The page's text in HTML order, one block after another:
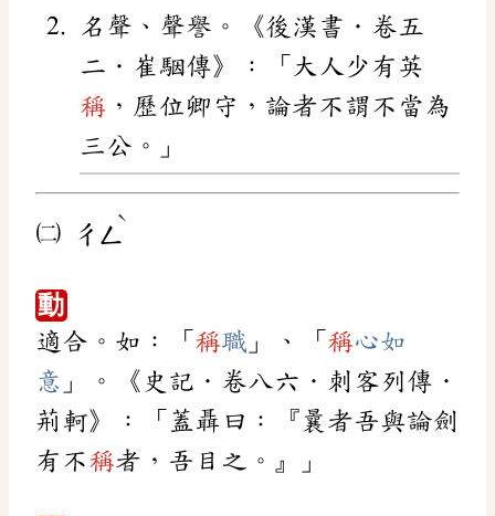
名聲、聲譽。《後漢書．卷五
二．崔駰傳》：「大人少有英
稱 ，歷位卿守，論者不謂不當為
三公。」
㈡ ㄔㄥ
ˋ
動
適合。如：「 稱職 」、「 稱心如
意 」。《史記．卷八六．刺客列傳．
荊軻》：「蓋聶曰：『曩者吾與論劍
有不稱者，吾目之。』」